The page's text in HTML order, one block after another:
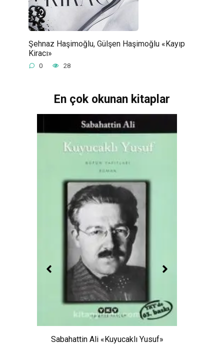
Şehnaz Haşimoğlu, Gülşen Haşimoğlu «Kayıp
Kiracı»
0 28
En çok okunan kitaplar
Sabahattin Ali «Kuyucaklı Yusuf»